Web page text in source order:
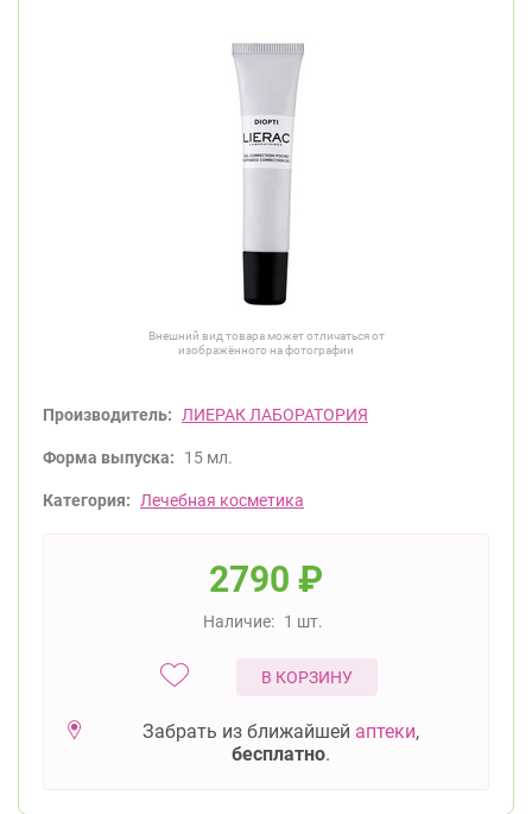
Внешний вид товара может отличаться от
изображённого на фотографии
Производитель: ЛИЕРАК ЛАБОРАТОРИЯ
Форма выпуска: 15 мл.
Категория: Лечебная косметика
2790 ₽
Наличие: 1 шт.
В КОРЗИНУ
Забрать из ближайшей аптеки,
бесплатно.